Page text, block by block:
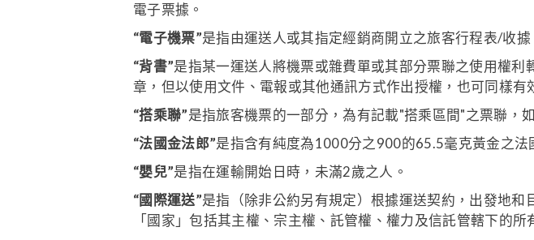
電子票據。
“電子機票”是指由運送人或其指定經銷商開立之旅客行程表/收據
“背書”是指某一運送人將機票或雜費單或其部分票聯之使用權
章，但以使用文件、電報或其他通訊方式作出授權，也可同樣有
“搭乘聯”是指旅客機票的一部分，為有記載"搭乘區間"之票聯，
“法國金法郎”是指含有純度為1000分之900的65.5毫克黃金之法
“嬰兒”是指在運輸開始日時，未滿2歲之人。
“國際運送”是指（除非公約另有規定）根據運送契約，出發地
「國家」包括其主權、宗主權、託管權、權力及信託管轄下的所